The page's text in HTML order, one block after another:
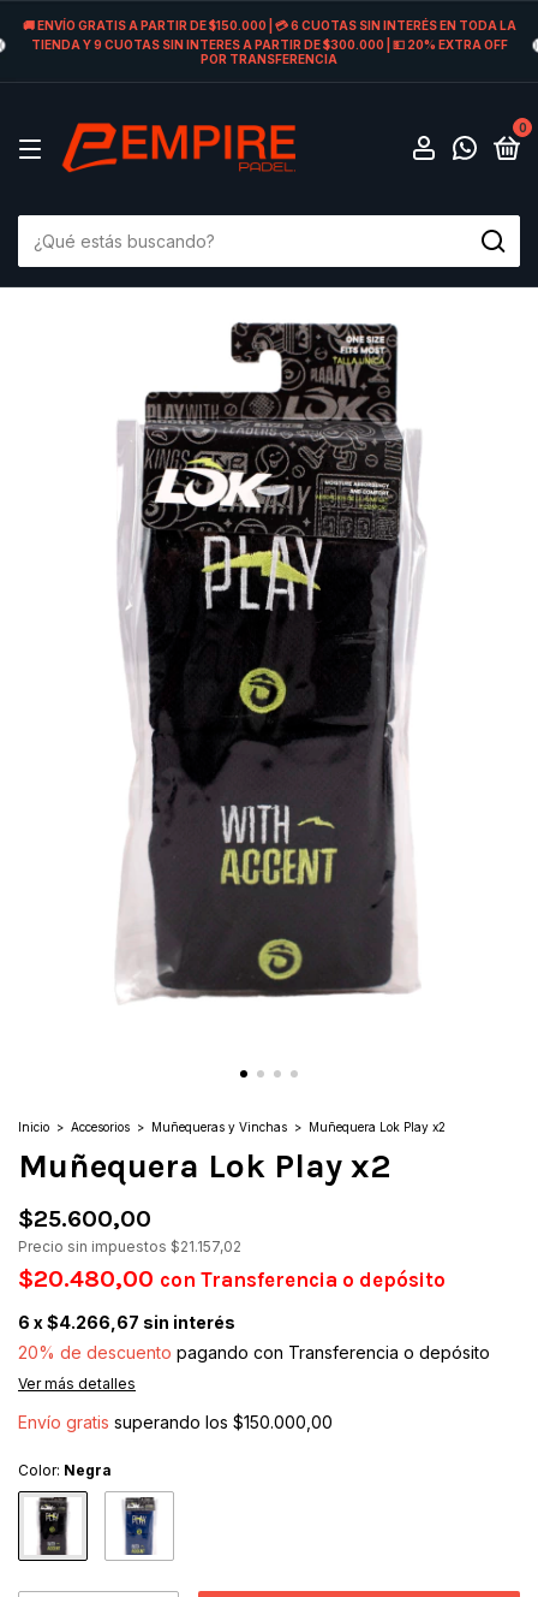
🚚 ENVÍO GRATIS A PARTIR DE $150.000 | 💳 6 CUOTAS SIN INTERÉS EN TODA LA
TIENDA Y 9 CUOTAS SIN INTERES A PARTIR DE $300.000 | 💵 20% EXTRA OFF
POR TRANSFERENCIA
0
Inicio > Accesorios > Muñequeras y Vinchas > Muñequera Lok Play x2
Muñequera Lok Play x2
$25.600,00
Precio sin impuestos $21.157,02
$20.480,00 con Transferencia o depósito
6 x$4.266,67 sin interés
20% de descuento pagando con Transferencia o depósito
Ver más detalles
Envío gratis superando los $150.000,00
Color: Negra